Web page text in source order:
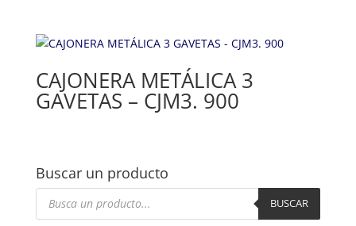
CAJONERA METÁLICA 3
GAVETAS – CJM3. 900
Buscar un producto
Búsqueda
BUSCAR